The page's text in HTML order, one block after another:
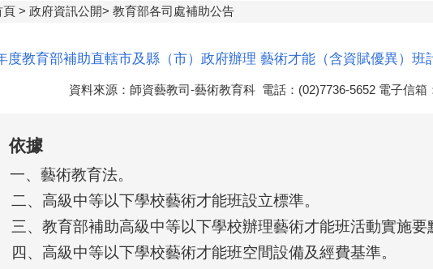
頁 政府資訊公開 教育部各司處補助公告
度教育部補助直轄市及縣（市）政府辦理 藝術才能（含資賦優異）班
資料來源：師資藝教司-藝術教育科 電話：(02)7736-5652 電子信箱
依據
一、藝術教育法。
二、高級中等以下學校藝術才能班設立標準。
三、教育部補助高級中等以下學校辦理藝術才能班活動實施要
四、高級中等以下學校藝術才能班空間設備及經費基準。